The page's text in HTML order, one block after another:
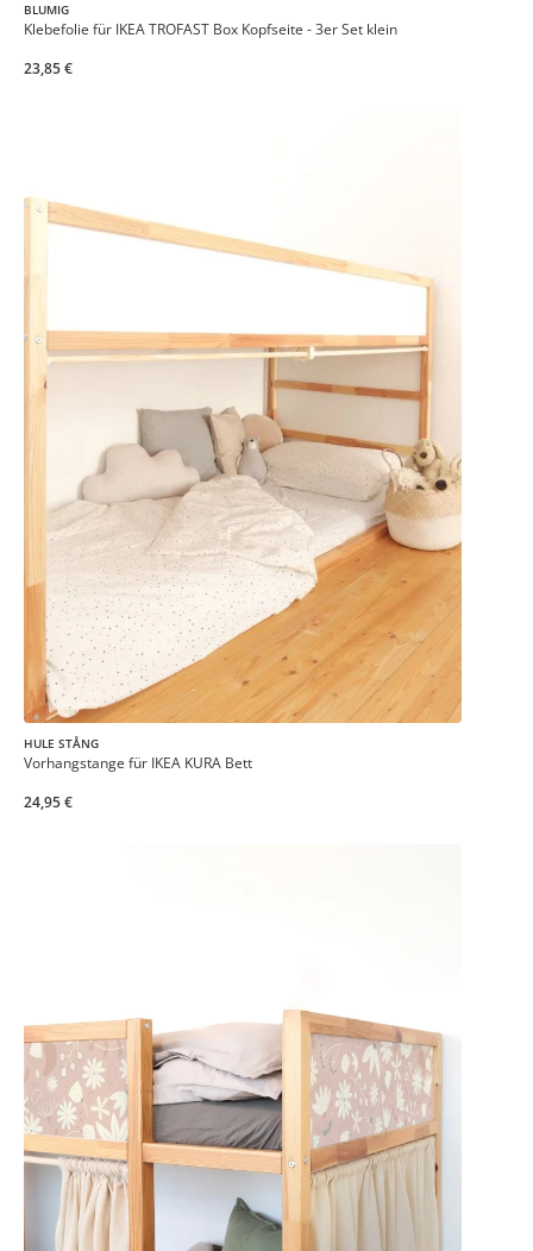
BLUMIG
Klebefolie für IKEA TROFAST Box Kopfseite - 3er Set klein
23,85 €
HULE STÅNG
Vorhangstange für IKEA KURA Bett
24,95 €